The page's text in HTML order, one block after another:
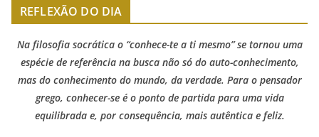
REFLEXÃO DO DIA
Na filosofia socrática o “conhece-te a ti mesmo” se tornou uma
espécie de referência na busca não só do auto-conhecimento,
mas do conhecimento do mundo, da verdade. Para o pensador
grego, conhecer-se é o ponto de partida para uma vida
equilibrada e, por consequência, mais autêntica e feliz.